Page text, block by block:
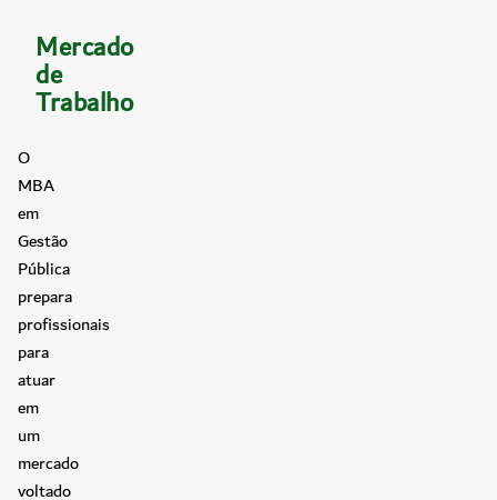
Mercado
de
Trabalho
O
MBA
em
Gestão
Pública
prepara
profissionais
para
atuar
em
um
mercado
voltado